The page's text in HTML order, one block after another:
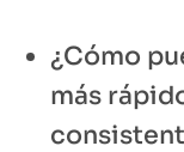
¿Cómo
más